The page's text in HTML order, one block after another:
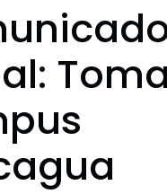
Toma